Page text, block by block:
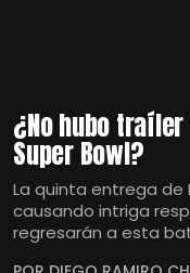
¿No hubo
Super Bowl?
La quinta entrega de
causando intriga
regresarán a esta